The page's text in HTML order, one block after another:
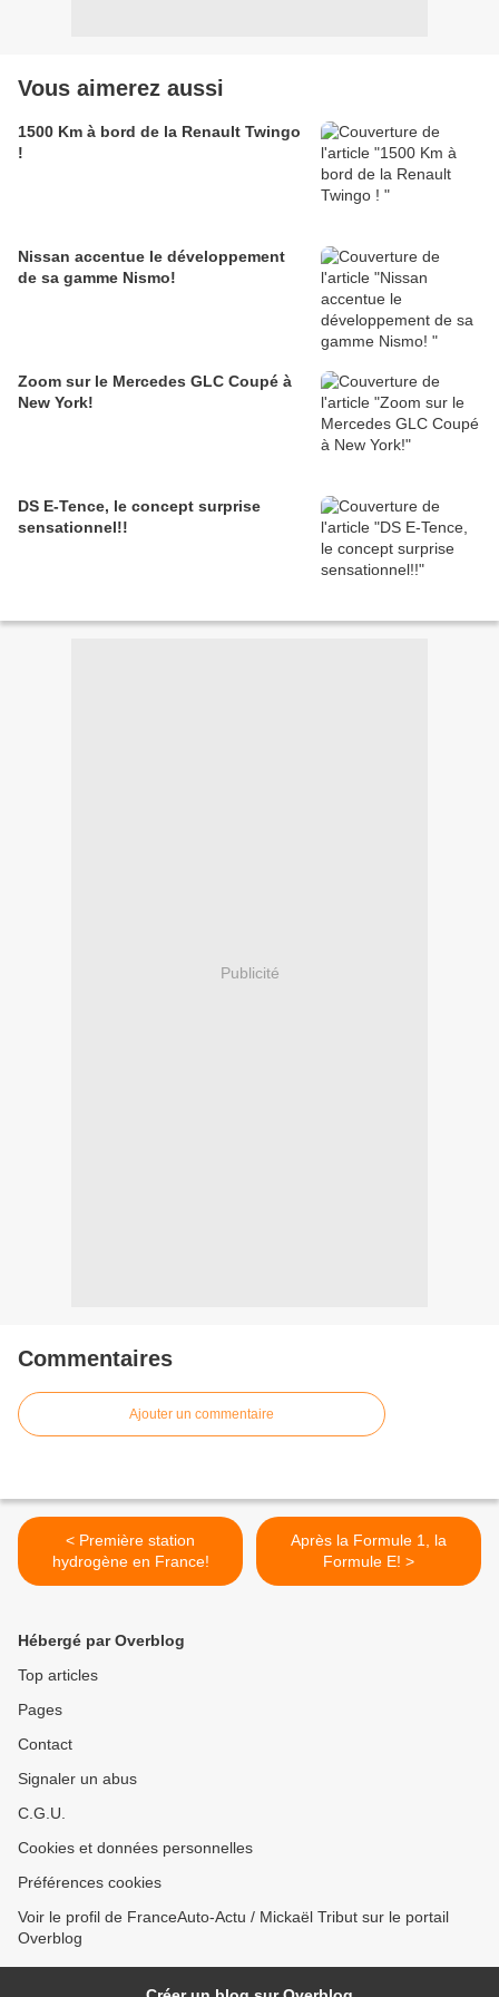
Vous aimerez aussi
1500 Km à bord de la Renault Twingo
!
Nissan accentue le développement
de sa gamme Nismo!
Zoom sur le Mercedes GLC Coupé à
New York!
DS E-Tence, le concept surprise
sensationnel!!
Publicité
Commentaires
Ajouter un commentaire
< Première station
hydrogène en France!
Après la Formule 1, la
Formule E! >
Hébergé par Overblog
Top articles
Pages
Contact
Signaler un abus
C.G.U.
Cookies et données personnelles
Préférences cookies
Voir le profil de FranceAuto-Actu / Mickaël Tribut sur le portail
Overblog